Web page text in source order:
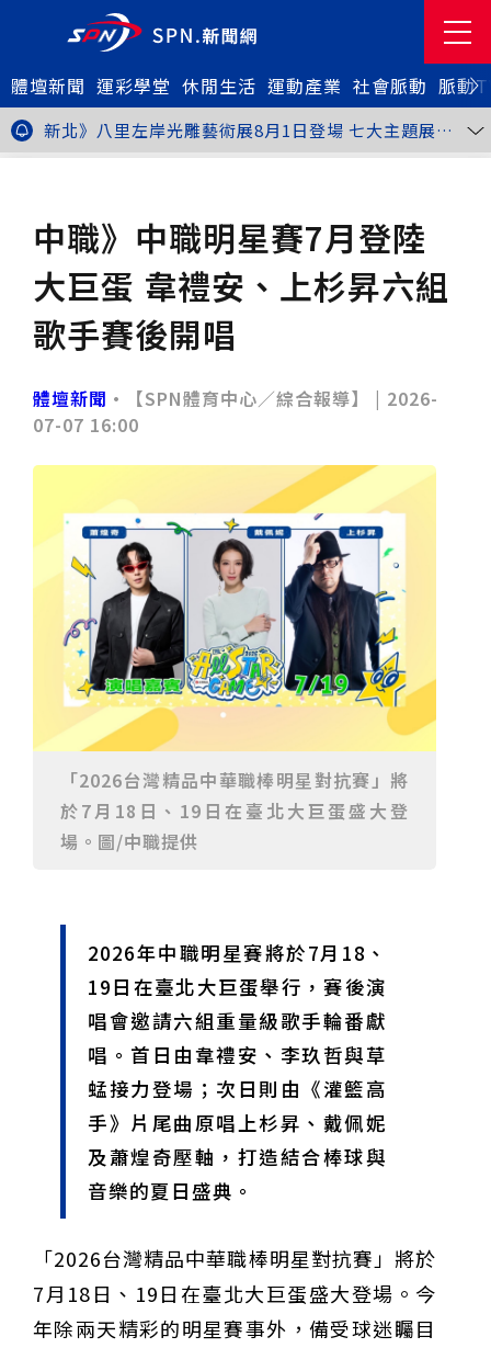
體壇新聞 運彩學堂 休閒生活 運動產業 社會脈動 脈動
金牌搖籃驚傳「球荒」！江啟臣偕運彩公會挺萬和國
中，捐贈 1800 顆羽球助小將 4 月全中運奪金
台中》15分鐘的診療，13年的堅持！ 中山醫大牙醫系
跨海義診13年
新北》八里左岸光雕藝術展8月1日登場 七大主題展區
打造夏夜光影盛宴
台中》中聯油脂案釀全民恐慌 議員張芬郁質詢轟食安稽
適圈」祕笈
台中》食安風暴擴大 中彰投苗縣市長參選人提「食安聯
防治理平台」等3主張
台中》中山醫大攜手新創登陸亞洲生技展 發表「微奈米
眼用鏡片」等13項臨床研發技術
高雄》啟用近30年迎來外觀與結構重塑 高雄旗津輪渡
站改造完工啟用
縮短藥效等待期！中山附醫引進速效抗憂鬱鼻噴劑 24
小時內見效、助重症患者重返社會
台北》首創水資源循環教育園區 民生水資再生廠環教館
正式啟用
專題人物》我不是會長，是歐巴桑！」穆閩珠自掏腰包
台中》中捷聯名VTuber活動告捷 首5日運量增24%周
邊營收破250萬
台中》看好綠美圖 大巨蛋商機！星享道攜手萬豪 打造
桃園市籌備115年全民運動會 體育局：預計9月前完成
重要前置作業
2026年金星最佳觀賞期將至 週五日落後仰角達全年最
台中》中山醫大響應「30+大學計畫」 推出餐飲經營與
高齡照護學分專班
三星伴月聯手金星近鬼宿星團 端午連假西方低空上演天
文秀
台中》端午節前勞累驚覺單側無力 攤商「亞急性腦出
血」醫籲三徵兆速就醫
台中》跨越萬里深耕20年 中山附醫協助吐瓦魯建置首
套急診檢傷系統
世足》姆巴佩梅開二度破隊史紀錄 法國3比1擊敗塞內
加爾奪世界盃開門紅
搶攻端午連假人潮 臺北天文館推銀河特展與免費劇場搶
台中》萬豐國小奪少棒全國冠軍 赴美參賽盼各界正視
500萬經費缺口
蕭美琴視察帛琉Malakal島開發計畫 盼深化台帛水產與
醫療合作
婦人眼角冒水皰確診帶狀皰疹 臺中醫院跨科即時診治化
解失明與腦炎危機
參山處「梨山原民歌舞與工藝體驗」6月登場 結合永續
觀光推深度部落旅遊
台中》中央挹注逾8成！蔡其昌爭取4980萬 翻新清水五
權路道路與人行步道
智慧科技解救護士的腿！中山醫大與仁寶攜手「送藥機
器人」月省醫護120公里步程
台北》污水廠變身都市綠洲！內湖運動公園全新戲水區
盛大開放 智慧預約環教體驗
嘉義》搶攻端午親子商機！嘉義縣推「沉浸式角色扮
演」 邀學童化身小海盜、建築職人全台放電
阿里山精品咖啡香 成為端午與暑假深度旅遊新亮點
綠營中投參選人合體 拋「中投新市鎮」 交通與醫療跨
域治理成焦點
夜市變廟會！山邊媽、旱溪媽、大庄媽三媽首度齊巡逢
「王建民建仔旋風」引爆世代傳承鐵觀音節政大登場 結合大文山友善食農與地方創生
臺德技職教育深層對話！德國Walther Rathenau師生
造訪大安高工 體驗端午文化與前瞻工業實作
迎端午、抗酷暑！臺中盛夏水域系列活動本周六起兩地
課堂搬到菜市場！北市13校「游於藝」成果展 導覽小
尖兵用藝術「說」出千年風俗
20年淬鍊！貓空纜車運量突破4,000萬人次 「天空綠
洲」成國際打卡新地標
熊鷹羽毛與保育的兩難！金甌女中師生齊聚《飛吧！熊
鷹》特映會 深化原民文化與生態永續教育
29件神級作品齊聚葫蘆墩！「藝馬登豐」2026台灣工
藝之家聯展震撼登場
跨越百年的生物觀測！科博館、成大《時空丈量師》特
中，捐贈 1800 顆羽球助小將 4 月全中運奪金
台中》15分鐘的診療，13年的堅持！ 中山醫大牙醫系
跨海義診13年
中職》中職明星賽7月登陸
大巨蛋 韋禮安、上杉昇六組
歌手賽後開唱
體壇新聞 •【SPN體育中心／綜合報導】 | 2026-
07-07 16:00
「2026台灣精品中華職棒明星對抗賽」將
於7月18日、19日在臺北大巨蛋盛大登
場。圖/中職提供
2026年中職明星賽將於7月18、
19日在臺北大巨蛋舉行，賽後演
唱會邀請六組重量級歌手輪番獻
唱。首日由韋禮安、李玖哲與草
蜢接力登場；次日則由《灌籃高
手》片尾曲原唱上杉昇、戴佩妮
及蕭煌奇壓軸，打造結合棒球與
音樂的夏日盛典。
「2026台灣精品中華職棒明星對抗賽」將於
7月18日、19日在臺北大巨蛋盛大登場。今
年除兩天精彩的明星賽事外，備受球迷矚目